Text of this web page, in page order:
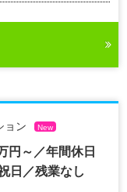
ョン New
円～／年間休日
日／残業なし